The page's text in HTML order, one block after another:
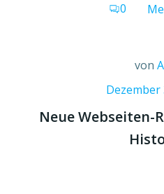
0
von
Dezember
Neue Webseiten-